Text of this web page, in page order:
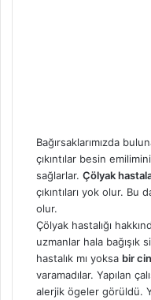
Bağırsaklarımızda
çıkıntılar besin
sağlarlar. Çölyak
çıkıntıları yok olur.
olur.
Çölyak hastalığı
uzmanlar hala bağışık
hastalık mı yoksa bir
varamadılar. Yapılan
alerjik ögeler görüldü.